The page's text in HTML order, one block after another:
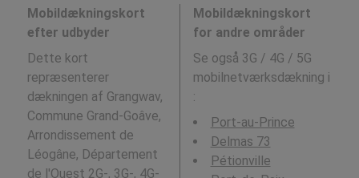
Mobildækningskort
efter udbyder
Dette kort
repræsenterer
dækningen af Grangwav,
Commune Grand-Goâve,
Arrondissement de
Léogâne, Département
de l'Ouest 2G-, 3G-, 4G-
Mobildækningskort
for andre områder
Se også 3G / 4G / 5G
mobilnetværksdækning i
:
Port-au-Prince
Delmas 73
Pétionville